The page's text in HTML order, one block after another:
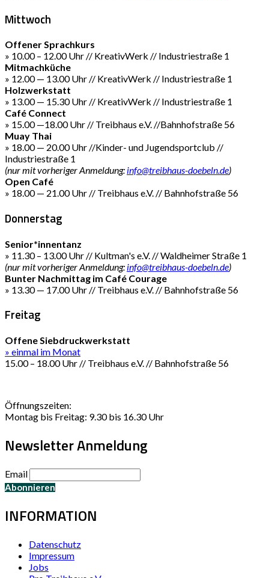
Mittwoch
Offener Sprachkurs
» 10.00 – 12.00 Uhr // KreativWerk // Industriestraße 1
Mitmachküche
» 12.00 — 13.00 Uhr // KreativWerk // Industriestraße 1
Holzwerkstatt
» 13.00 — 15.30 Uhr // KreativWerk // Industriestraße 1
Café Connect
» 15.00 —18.00 Uhr // Treibhaus e.V. //Bahnhofstraße 56
Muay Thai
» 18.00 — 20.00 Uhr //Kinder- und Jugendsportclub //
Industriestraße 1
(nur mit vorheriger Anmeldung: info@treibhaus-doebeln.de)
Open Café
» 18.00 — 21.00 Uhr // Treibhaus e.V. // Bahnhofstraße 56
Donnerstag
Senior*innentanz
» 11.30 – 13.00 Uhr // Kultman's e.V. // Waldheimer Straße 1
(nur mit vorheriger Anmeldung: info@treibhaus-doebeln.de)
Bunter Nachmittag im Café Courage
» 13.30 — 17.00 Uhr // Treibhaus e.V. // Bahnhofstraße 56
Freitag
Offene Siebdruckwerkstatt
» einmal im Monat
15.00 – 18.00 Uhr // Treibhaus e.V. // Bahnhofstraße 56
Öffnungszeiten:
Montag bis Freitag: 9.30 bis 16.30 Uhr
Newsletter Anmeldung
Email
INFORMATION
Datenschutz
Impressum
Jobs